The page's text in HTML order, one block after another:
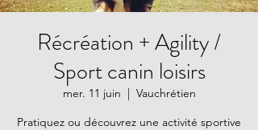
Récréation + Agility /
Sport canin loisirs
mer. 11 juin
  |
Vauchrétien
Pratiquez ou découvrez une activité sportive